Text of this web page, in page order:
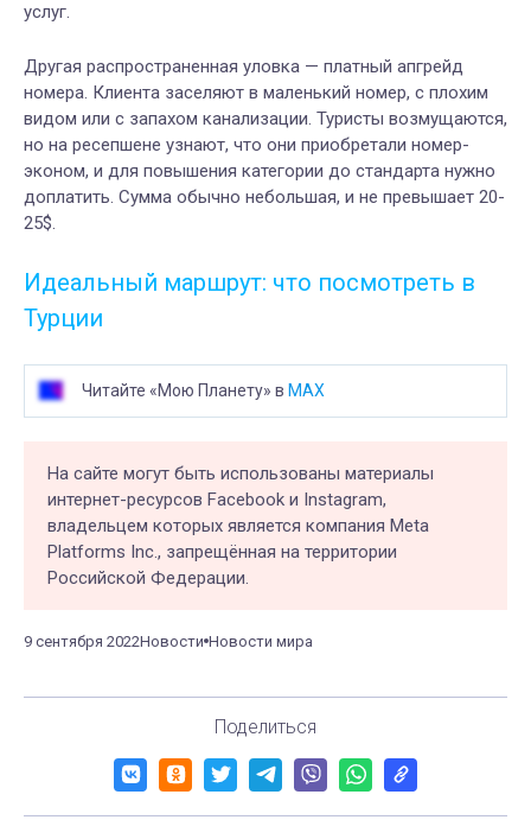
услуг.
Другая распространенная уловка — платный апгрейд
номера. Клиента заселяют в маленький номер, с плохим
видом или с запахом канализации. Туристы возмущаются,
но на ресепшене узнают, что они приобретали номер-
эконом, и для повышения категории до стандарта нужно
доплатить. Сумма обычно небольшая, и не превышает 20-
25$.
Идеальный маршрут: что посмотреть в
Турции
Читайте «Мою Планету» в MAX
На сайте могут быть использованы материалы
интернет-ресурсов Facebook и Instagram,
владельцем которых является компания Meta
Platforms Inc., запрещённая на территории
Российской Федерации.
9 сентября 2022Новости Новости мира
Поделиться